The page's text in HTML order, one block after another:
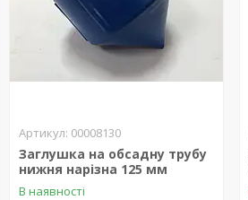
00008130
Заглушка на обсадну трубу
нижня нарізна 125 мм
В наявності